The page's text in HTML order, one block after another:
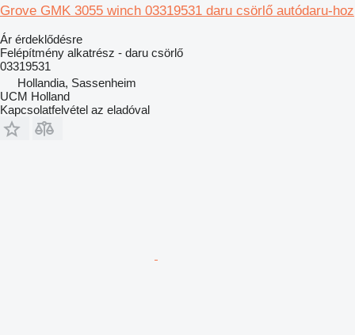
Grove GMK 3055 winch 03319531 daru csörlő autódaru-hoz
Ár érdeklődésre
Felépítmény alkatrész - daru csörlő
03319531
Hollandia, Sassenheim
UCM Holland
Kapcsolatfelvétel az eladóval